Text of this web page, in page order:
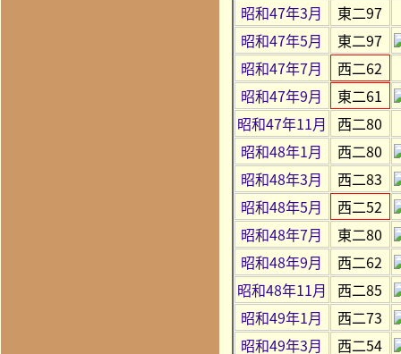
昭和47年3月
東二97
昭和47年5月
東二97
昭和47年7月
西二62
昭和47年9月
東二61
昭和47年11月
西二80
昭和48年1月
西二80
昭和48年3月
西二83
昭和48年5月
西二52
昭和48年7月
東二80
昭和48年9月
西二62
昭和48年11月
西二85
昭和49年1月
西二73
昭和49年3月
西二54